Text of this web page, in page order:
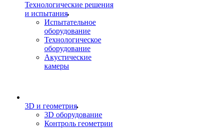
Технологические решения
и испытания
Испытательное
оборудование
Технологическое
оборудование
Акустические
камеры
3D и геометрия
3D оборудование
Контроль геометрии